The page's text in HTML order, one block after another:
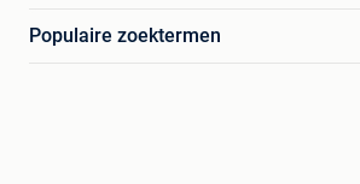
Populaire zoektermen